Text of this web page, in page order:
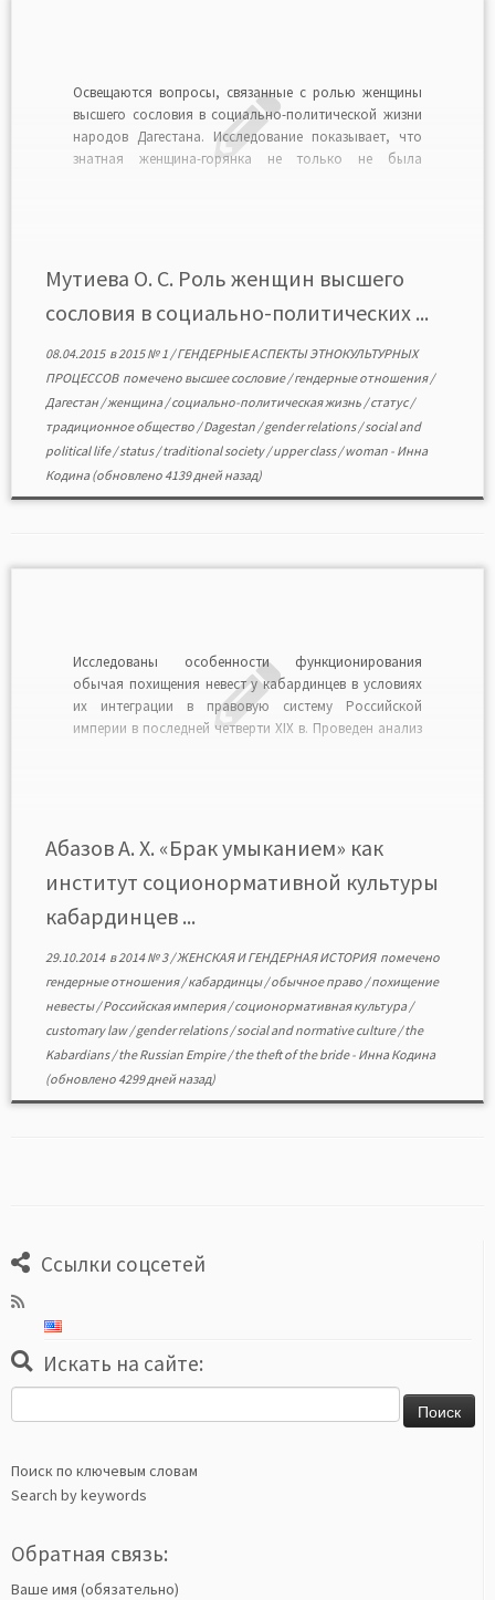
Освещаются вопросы, связанные с ролью женщины
высшего сословия в социально-политической жизни
народов Дагестана. Исследование показывает, что
знатная женщина-горянка не только не была
формате PDF>>
Мутиева О. С. Роль женщин высшего
сословия в социально-политических ...
08.04.2015в2015 № 1 /ГЕНДЕРНЫЕ АСПЕКТЫ ЭТНОКУЛЬТУРНЫХ
ПРОЦЕССОВ помечено высшее сословие/гендерные отношения/
Дагестан /женщина/социально-политическая жизнь /статус/
традиционное общество /Dagestan /gender relations/social and
political life/status/traditional society/upper class/woman - Инна
Кодина(обновлено 4139 дней назад)
Исследованы особенности функционирования
обычая похищения невест у кабардинцев в условиях
их интеграции в правовую систему Российской
империи в последней четверти XIX в. Проведен анализ
кабардинцев в области регулирования семейно-
брачных […]
Абазов А. Х. «Брак умыканием» как
институт соционормативной культуры
кабардинцев ...
29.10.2014в2014 № 3/ЖЕНСКАЯ И ГЕНДЕРНАЯ ИСТОРИЯ помечено
гендерные отношения/кабардинцы/обычное право /похищение
невесты/Российская империя/соционормативная культура/
customary law/gender relations/social and normative culture/the
Kabardians/the Russian Empire/the theft of the bride- Инна Кодина
(обновлено 4299 дней назад)
Ссылки соцсетей
Искать на сайте:
Поиск по ключевым словам
Search by keywords
Обратная связь:
Ваше имя (обязательно)